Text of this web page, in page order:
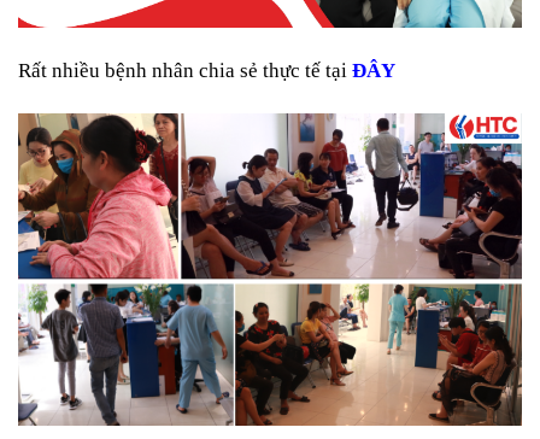
Rất nhiều bệnh nhân chia sẻ thực tế tại ĐÂY